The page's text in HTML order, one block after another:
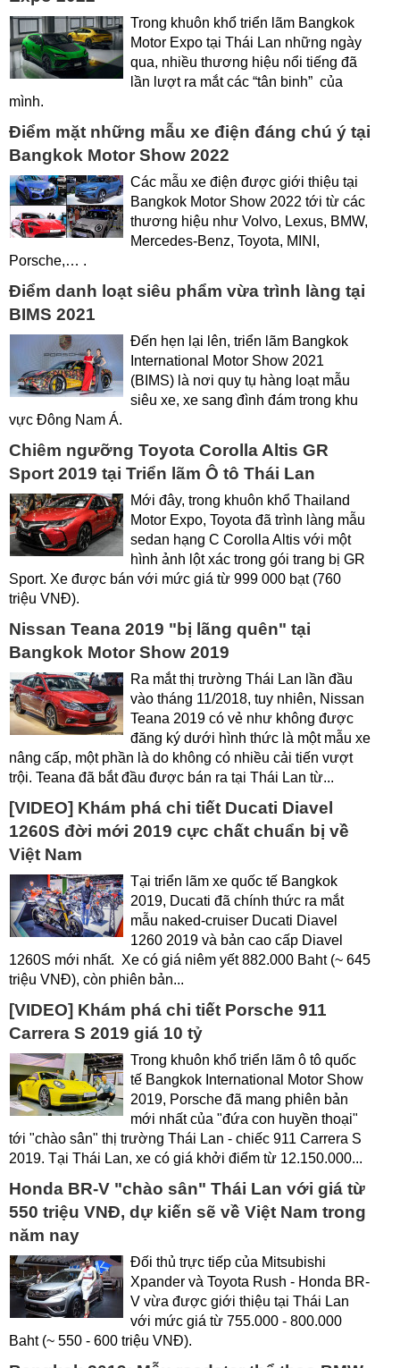
Trong khuôn khổ triển lãm Bangkok
Motor Expo tại Thái Lan những ngày
qua, nhiều thương hiệu nổi tiếng đã
lần lượt ra mắt các “tân binh” của
mình.
Điểm mặt những mẫu xe điện đáng chú ý tại
Bangkok Motor Show 2022
Các mẫu xe điện được giới thiệu tại
Bangkok Motor Show 2022 tới từ các
thương hiệu như Volvo, Lexus, BMW,
Mercedes-Benz, Toyota, MINI,
Porsche,… .
Điểm danh loạt siêu phẩm vừa trình làng tại
BIMS 2021
Đến hẹn lại lên, triển lãm Bangkok
International Motor Show 2021
(BIMS) là nơi quy tụ hàng loạt mẫu
siêu xe, xe sang đình đám trong khu
vực Đông Nam Á.
Chiêm ngưỡng Toyota Corolla Altis GR
Sport 2019 tại Triển lãm Ô tô Thái Lan
Mới đây, trong khuôn khổ Thailand
Motor Expo, Toyota đã trình làng mẫu
sedan hạng C Corolla Altis với một
hình ảnh lột xác trong gói trang bị GR
Sport. Xe được bán với mức giá từ 999 000 bạt (760
triệu VNĐ).
Nissan Teana 2019 "bị lãng quên" tại
Bangkok Motor Show 2019
Ra mắt thị trường Thái Lan lần đầu
vào tháng 11/2018, tuy nhiên, Nissan
Teana 2019 có vẻ như không được
đăng ký dưới hình thức là một mẫu xe
nâng cấp, một phần là do không có nhiều cải tiến vượt
trội. Teana đã bắt đầu được bán ra tại Thái Lan từ...
[VIDEO] Khám phá chi tiết Ducati Diavel
1260S đời mới 2019 cực chất chuẩn bị về
Việt Nam
Tại triển lãm xe quốc tế Bangkok
2019, Ducati đã chính thức ra mắt
mẫu naked-cruiser Ducati Diavel
1260 2019 và bản cao cấp Diavel
1260S mới nhất. Xe có giá niêm yết 882.000 Baht (~ 645
triệu VNĐ), còn phiên bản...
[VIDEO] Khám phá chi tiết Porsche 911
Carrera S 2019 giá 10 tỷ
Trong khuôn khổ triển lãm ô tô quốc
tế Bangkok International Motor Show
2019, Porsche đã mang phiên bản
mới nhất của "đứa con huyền thoại"
tới "chào sân" thị trường Thái Lan - chiếc 911 Carrera S
2019. Tại Thái Lan, xe có giá khởi điểm từ 12.150.000...
Honda BR-V "chào sân" Thái Lan với giá từ
550 triệu VNĐ, dự kiến sẽ về Việt Nam trong
năm nay
Đối thủ trực tiếp của Mitsubishi
Xpander và Toyota Rush - Honda BR-
V vừa được giới thiệu tại Thái Lan
với mức giá từ 755.000 - 800.000
Baht (~ 550 - 600 triệu VNĐ).